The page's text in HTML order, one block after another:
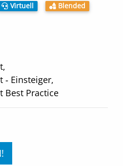
Virtuell Blended
‑ Einsteiger,
Best Practice